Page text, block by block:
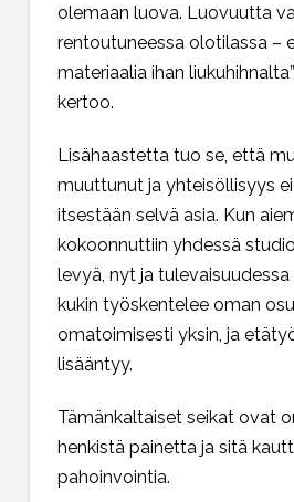
olemaan luova. Luovuutta
rentoutuneessa olotilassa –
materiaalia ihan
kertoo.
Lisähaastetta tuo se, että
muuttunut ja yhteisöllisyys
itsestään selvä asia. Kun
kokoonnuttiin yhdessä
levyä, nyt ja
kukin työskentelee oman
omatoimisesti yksin, ja
lisääntyy.
Tämänkaltaiset seikat ovat
henkistä painetta ja sitä
pahoinvointia.